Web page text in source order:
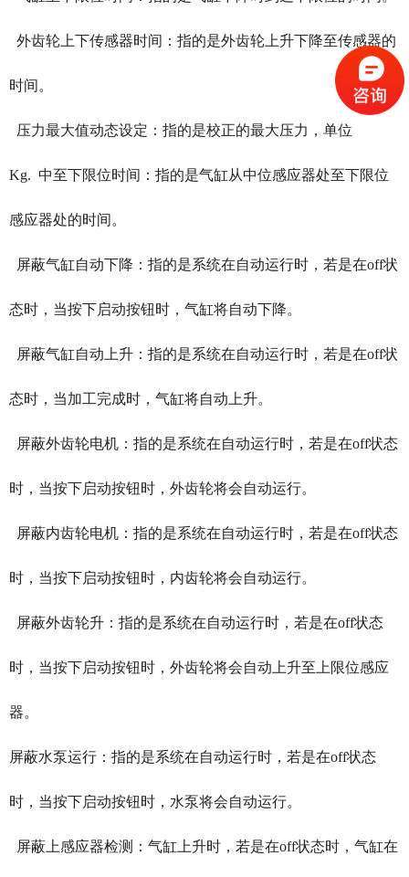
外齿轮上下传感器时间：指的是外齿轮上升下降至传感器的
时间。
压力最大值动态设定：指的是校正的最大压力，单位
Kg. 中至下限位时间：指的是气缸从中位感应器处至下限位
感应器处的时间。
屏蔽气缸自动下降：指的是系统在自动运行时，若是在off状
态时，当按下启动按钮时，气缸将自动下降。
屏蔽气缸自动上升：指的是系统在自动运行时，若是在off状
态时，当加工完成时，气缸将自动上升。
屏蔽外齿轮电机：指的是系统在自动运行时，若是在off状态
时，当按下启动按钮时，外齿轮将会自动运行。
屏蔽内齿轮电机：指的是系统在自动运行时，若是在off状态
时，当按下启动按钮时，内齿轮将会自动运行。
屏蔽外齿轮升：指的是系统在自动运行时，若是在off状态
时，当按下启动按钮时，外齿轮将会自动上升至上限位感应
器。
屏蔽水泵运行：指的是系统在自动运行时，若是在off状态
时，当按下启动按钮时，水泵将会自动运行。
屏蔽上感应器检测：气缸上升时，若是在off状态时，气缸在